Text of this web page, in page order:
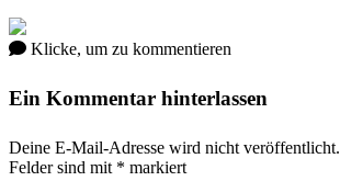
Klicke, um zu kommentieren
Ein Kommentar hinterlassen
Deine E-Mail-Adresse wird nicht veröffentlicht.
Felder sind mit * markiert